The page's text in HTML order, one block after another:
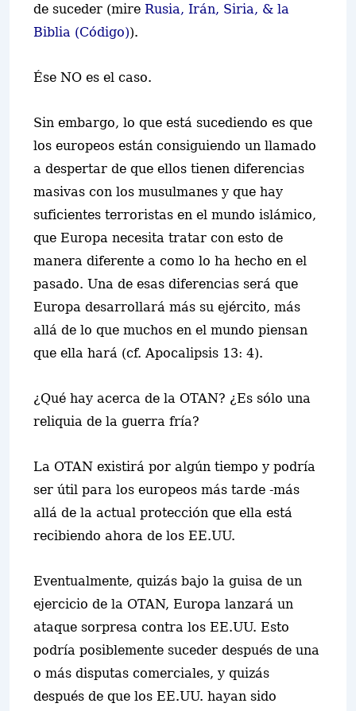
de suceder (mire Rusia, Irán, Siria, & la
Biblia (Código)).
Ése NO es el caso.
Sin embargo, lo que está sucediendo es que
los europeos están consiguiendo un llamado
a despertar de que ellos tienen diferencias
masivas con los musulmanes y que hay
suficientes terroristas en el mundo islámico,
que Europa necesita tratar con esto de
manera diferente a como lo ha hecho en el
pasado. Una de esas diferencias será que
Europa desarrollará más su ejército, más
allá de lo que muchos en el mundo piensan
que ella hará (cf. Apocalipsis 13: 4).
¿Qué hay acerca de la OTAN? ¿Es sólo una
reliquia de la guerra fría?
La OTAN existirá por algún tiempo y podría
ser útil para los europeos más tarde -más
allá de la actual protección que ella está
recibiendo ahora de los EE.UU.
Eventualmente, quizás bajo la guisa de un
ejercicio de la OTAN, Europa lanzará un
ataque sorpresa contra los EE.UU. Esto
podría posiblemente suceder después de una
o más disputas comerciales, y quizás
después de que los EE.UU. hayan sido